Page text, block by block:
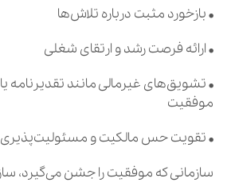
• بازخورد مثبت درباره تلاش‌ها
• ارائه فرصت رشد و ارتقای شغلی
• تشویق‌های غیرمالی مانند تقدیرنامه
موفقیت
• تقویت حس مالکیت و مسئولیت‌پذیری
سازمانی که موفقیت را جشن می‌گیرد،